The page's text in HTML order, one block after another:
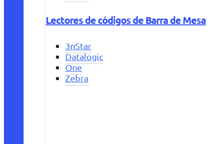
Lectores de códigos de Barra de Mesa
3nStar
Datalogic
One
Zebra